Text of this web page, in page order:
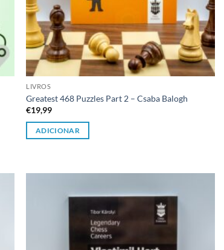
LIVROS
Greatest 468 Puzzles Part 2 – Csaba Balogh
€19,99
ADICIONAR